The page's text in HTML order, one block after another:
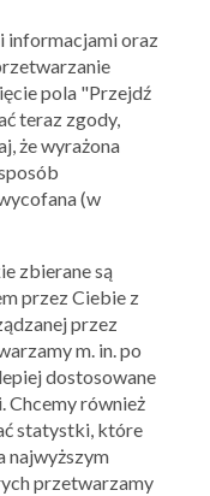
produkt -
Sport
informacjami oraz
pola "Przejdź
teraz zgody,
że wyrażona
(w
zbierane są
przez Ciebie z
przez
m. in. po
dostosowane
Chcemy również
statystki, które
najwyższym
przetwarzamy